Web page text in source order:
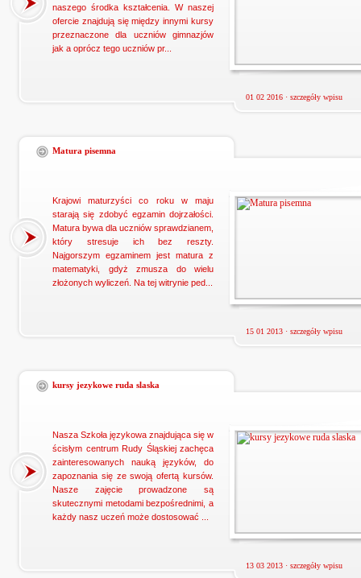
naszego środka kształcenia. W naszej
ofercie znajdują się między innymi kursy
przeznaczone dla uczniów gimnazjów
jak a oprócz tego uczniów pr...
01 02 2016 · szczegóły wpisu
Matura pisemna
Krajowi maturzyści co roku w maju
starają się zdobyć egzamin dojrzałości.
Matura bywa dla uczniów sprawdzianem,
który stresuje ich bez reszty.
Najgorszym egzaminem jest matura z
matematyki, gdyż zmusza do wielu
złożonych wyliczeń. Na tej witrynie ped...
15 01 2013 · szczegóły wpisu
kursy jezykowe ruda slaska
Nasza Szkoła językowa znajdująca się w
ścisłym centrum Rudy Śląskiej zachęca
zainteresowanych nauką języków, do
zapoznania się ze swoją ofertą kursów.
Nasze zajęcie prowadzone są
skutecznymi metodami bezpośrednimi, a
każdy nasz uczeń może dostosować ...
13 03 2013 · szczegóły wpisu